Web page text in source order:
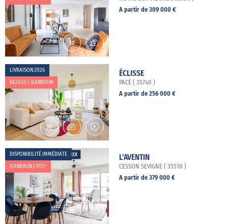
A partir de 309 000 €
LIVRAISON 2026
RE2020 | JEANBRUN
ÉCLISSE
PACÉ ( 35740 )
A partir de 256 000 €
DISPONIBILITÉ IMMÉDIATE
JEANBRUN | PTZ+
L'AVENTIN
CESSON SEVIGNE ( 35510 )
A partir de 379 000 €